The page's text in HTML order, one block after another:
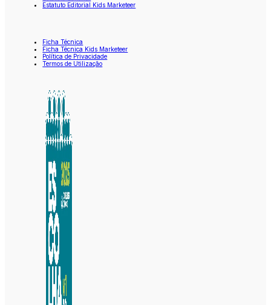
Estatuto Editorial Kids Marketeer
Ficha Técnica
Ficha Técnica Kids Marketeer
Política de Privacidade
Termos de Utilização